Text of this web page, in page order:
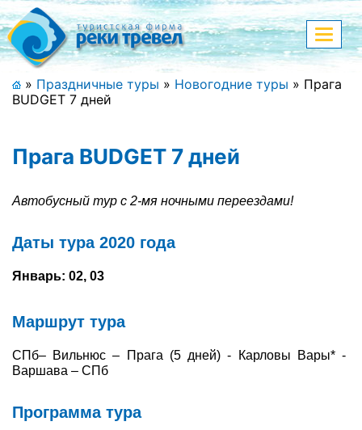
Меню
+7 (911) 182-44-68
Адрес офиса, контакты
Полная версия сайта
Спецпредложения
Страны и направления
Поиск тура
меню
» Праздничные туры » Новогодние туры » Прага
BUDGET 7 дней
Прага BUDGET 7 дней
Автобусный тур с 2-мя ночными переездами!
Даты тура 2020 года
Январь: 02, 03
Маршрут тура
СПб– Вильнюс – Прага (5 дней) - Карловы Вары* -
Варшава – СПб
Программа тура